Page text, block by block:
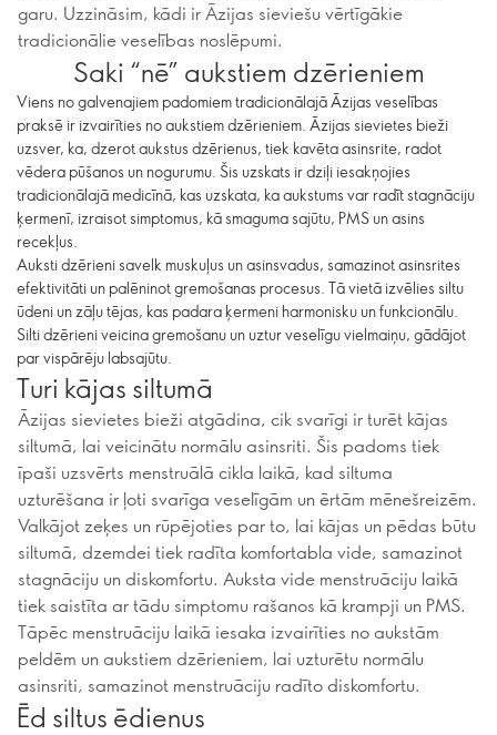
garu. Uzzināsim, kādi ir Āzijas sieviešu vērtīgākie
tradicionālie veselības noslēpumi.
Saki “nē” aukstiem dzērieniem
Viens no galvenajiem padomiem tradicionālajā Āzijas veselības
praksē ir izvairīties no aukstiem dzērieniem. Āzijas sievietes bieži
uzsver, ka, dzerot aukstus dzērienus, tiek kavēta asinsrite, radot
vēdera pūšanos un nogurumu. Šis uzskats ir dziļi iesakņojies
tradicionālajā medicīnā, kas uzskata, ka aukstums var radīt stagnāciju
ķermenī, izraisot simptomus, kā smaguma sajūtu, PMS un asins
recekļus.
Auksti dzērieni savelk muskuļus un asinsvadus, samazinot asinsrites
efektivitāti un palēninot gremošanas procesus. Tā vietā izvēlies siltu
ūdeni un zāļu tējas, kas padara ķermeni harmonisku un funkcionālu.
Silti dzērieni veicina gremošanu un uztur veselīgu vielmaiņu, gādājot
par vispārēju labsajūtu.
Turi kājas siltumā
Āzijas sievietes bieži atgādina, cik svarīgi ir turēt kājas
siltumā, lai veicinātu normālu asinsriti. Šis padoms tiek
īpaši uzsvērts menstruālā cikla laikā, kad siltuma
uzturēšana ir ļoti svarīga veselīgām un ērtām mēnešreizēm.
Valkājot zeķes un rūpējoties par to, lai kājas un pēdas būtu
siltumā, dzemdei tiek radīta komfortabla vide, samazinot
stagnāciju un diskomfortu. Auksta vide menstruāciju laikā
tiek saistīta ar tādu simptomu rašanos kā krampji un PMS.
Tāpēc menstruāciju laikā iesaka izvairīties no aukstām
peldēm un aukstiem dzērieniem, lai uzturētu normālu
asinsriti, samazinot menstruāciju radīto diskomfortu.
Ēd siltus ēdienus